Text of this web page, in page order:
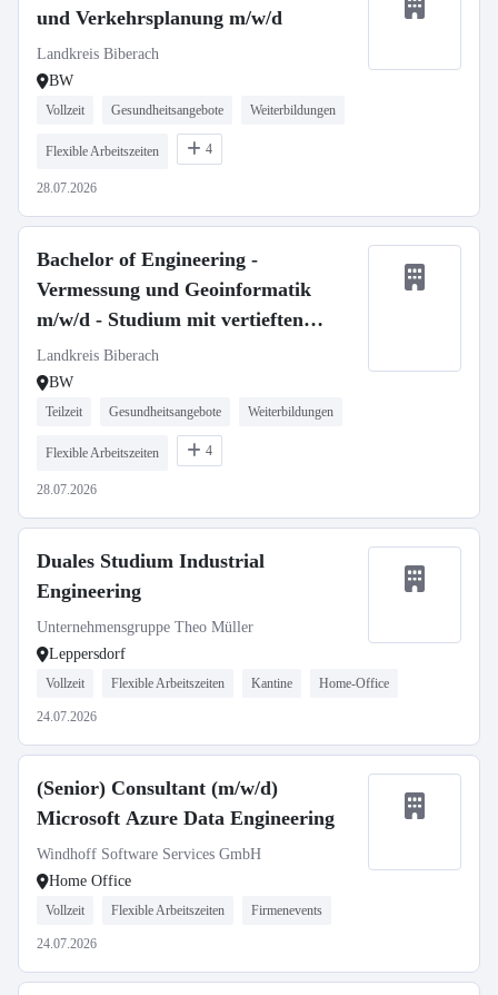
und Verkehrsplanung m/w/d
Landkreis Biberach
BW
Vollzeit Gesundheitsangebote Weiterbildungen
Flexible Arbeitszeiten 4
28.07.2026
Bachelor of Engineering -
Vermessung und Geoinformatik
m/w/d - Studium mit vertieften
Praxisphasen
Landkreis Biberach
BW
Teilzeit Gesundheitsangebote Weiterbildungen
Flexible Arbeitszeiten 4
28.07.2026
Duales Studium Industrial
Engineering
Unternehmensgruppe Theo Müller
Leppersdorf
Vollzeit Flexible Arbeitszeiten Kantine Home-Office
24.07.2026
(Senior) Consultant (m/w/d)
Microsoft Azure Data Engineering
Windhoff Software Services GmbH
Home Office
Vollzeit Flexible Arbeitszeiten Firmenevents
24.07.2026